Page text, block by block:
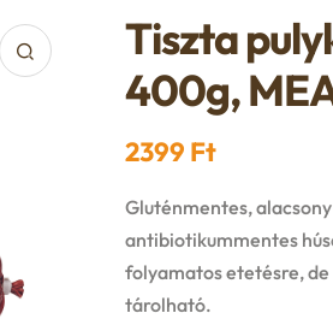
Tiszta
400g,
2399 Ft
Gluténmentes,
antibiotikummentes
folyamatos etetésre, de
tárolható.